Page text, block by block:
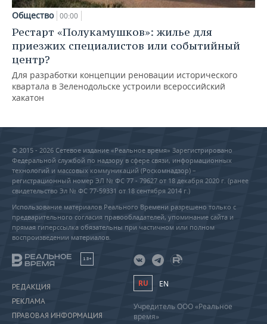
Общество 00:00
Рестарт «Полукамушков»: жилье для
приезжих специалистов или событийный
центр?
Для разработки концепции реновации исторического
квартала в Зеленодольске устроили всероссийский
хакатон
© 2015 - 2026 Сетевое издание «Реальное время» Зарегистрировано
Федеральной службой по надзору в сфере связи, информационных
технологий и массовых коммуникаций (Роскомнадзор) –
регистрационный номер ЭЛ № ФС 77 - 79627 от 18 декабря 2020 г. (ранее
свидетельство Эл № ФС 77-59331 от 18 сентября 2014 г.)
Использование материалов Реального Времени разрешено только с
предварительного согласия правообладателей, упоминание сайта и
прямая гиперссылка обязательны при частичном или полном
воспроизведении материалов.
18+
РЕДАКЦИЯ
РЕКЛАМА
ПРАВОВАЯ ИНФОРМАЦИЯ
RU EN
Учредитель ООО «Реальное
время»